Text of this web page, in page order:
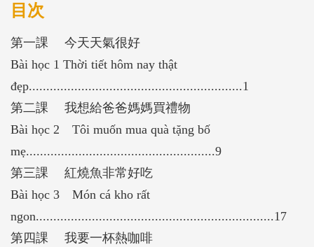
應對詞彙，以奠定華語文的基礎，並為日後學習進階
目次
第一課 今天天氣很好
Bài học 1 Thời tiết hôm nay thật
đẹp.............................................................1
第二課 我想給爸爸媽媽買禮物
Bài học 2 Tôi muốn mua quà tặng bố
mẹ......................................................9
第三課 紅燒魚非常好吃
Bài học 3 Món cá kho rất
ngon....................................................................17
第四課 我要一杯熱咖啡